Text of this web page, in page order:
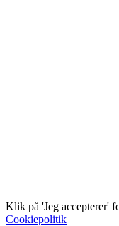
Klik på 'Jeg accepterer'
Cookiepolitik